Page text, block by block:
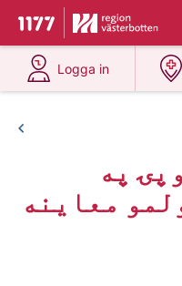
Till startsidan för 1177
Du har valt region
Logga in
på 1177.se
په
معاینه